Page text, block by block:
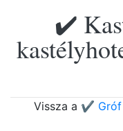
✔️
Vissza a ✔️ Gróf